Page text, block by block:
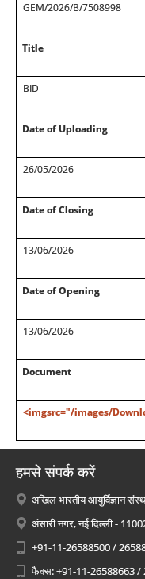
GEM/2026/B/7508998
Title
BID
Date of Uploading
26/05/2026
Date of Closing
13/06/2026
Date of Opening
13/06/2026
Document
<imgsrc="/images/
हमसे संपर्क करें
अखिल भारतीय आयुर्विज्ञान
अंसारी नगर, नई दिल्ली -
+91-11-26588500 /
फैक्स: +91-11-26588663 /